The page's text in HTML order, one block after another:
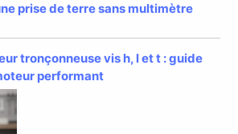
prise de terre sans multimètre
tronçonneuse vis h, l et t : guide
performant